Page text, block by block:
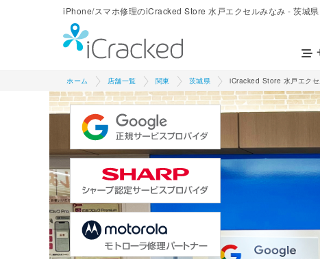
iPhone/スマホ修理のiCracked Store 水戸エクセルみなみ - 茨城県
ホーム 店舗一覧 関東 茨城県 iCracked Store 水戸エク